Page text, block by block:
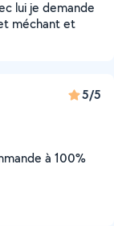
lui je demande
méchant et
5/5
à 100%